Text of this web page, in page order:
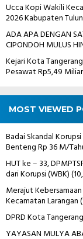
Ucca Kopi Wakili
2026 Kabupaten
ADA APA DENGAN
CIPONDOH MULUS
Kejari Kota
Pesawat Rp5,49 Miliar
MOST VIEWED
Badai Skandal
Benteng Rp 36 M/
HUT ke – 33,
dari Korupsi (WBK)
Merajut
Kecamatan Larangan
DPRD Kota
YAYASAN MULYA